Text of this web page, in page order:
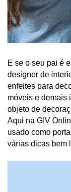
E se o seu pai é
designer de
enfeites para
móveis e demais
objeto de
Aqui na GIV
usado como
várias dicas bem